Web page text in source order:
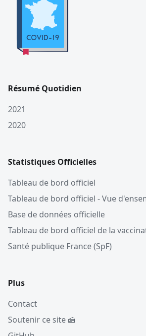
Résumé Quotidien
2021
2020
Statistiques Officielles
Tableau de bord officiel
Tableau de bord officiel - Vue
Base de données officielle
Tableau de bord officiel de la
Santé publique France (SpF)
Plus
Contact
Soutenir ce site 🍰